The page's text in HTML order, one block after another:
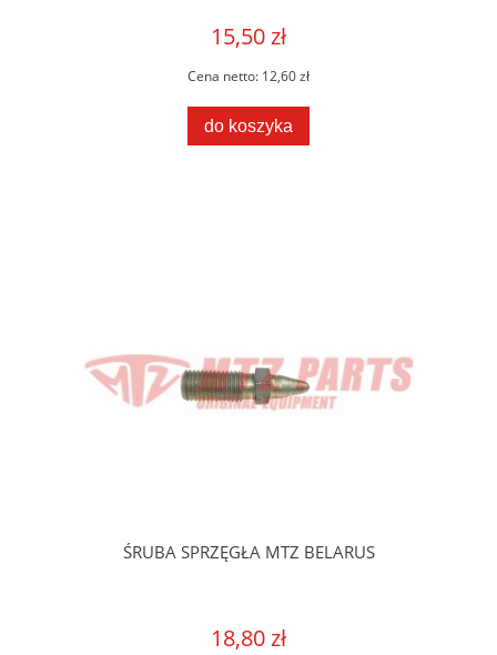
15,50 zł
Cena netto: 12,60 zł
do koszyka
ŚRUBA SPRZĘGŁA MTZ BELARUS
18,80 zł